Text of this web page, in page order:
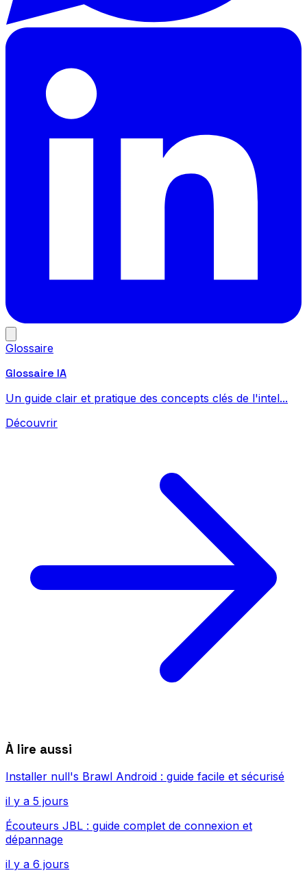
Glossaire
Glossaire IA
Un guide clair et pratique des concepts clés de l'intel...
Découvrir
À lire aussi
Installer null's Brawl Android : guide facile et sécurisé
il y a 5 jours
Écouteurs JBL : guide complet de connexion et
dépannage
il y a 6 jours